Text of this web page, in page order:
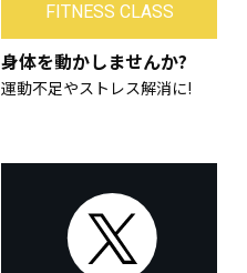
FITNESS CLASS
身体を動かしませんか?
運動不足やストレス解消に!